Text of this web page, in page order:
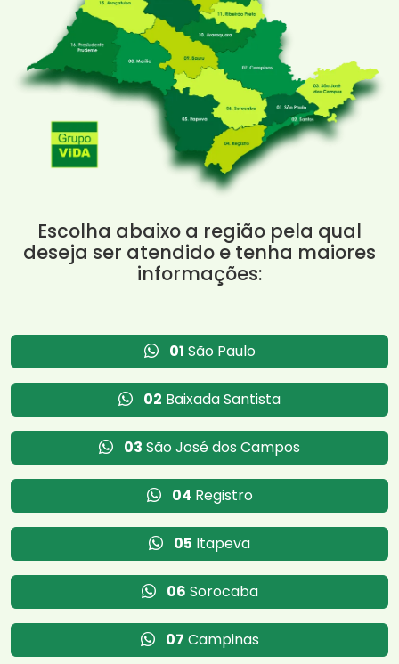
Escolha abaixo a região pela qual
deseja ser atendido e tenha maiores
informações:
01 São Paulo
02 Baixada Santista
03 São José dos Campos
04 Registro
05 Itapeva
06 Sorocaba
07 Campinas